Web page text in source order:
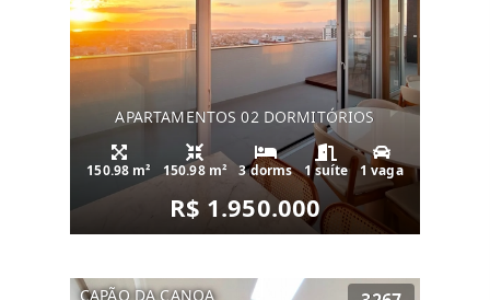
APARTAMENTOS 02 DORMITÓRIOS
150.98 m² 150.98 m² 3 dorms 1 suíte 1 vaga
R$ 1.950.000
CAPÃO DA CANOA